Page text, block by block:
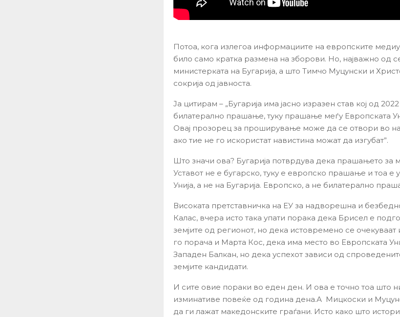
Потоа, кога излегоа информациите на европските
било само кратка размена на зборови. Но, најважно од
министерката на Бугарија, а што Тимчо Муцунски и
сокрија од јавноста.
Ја цитирам – „Бугарија има јасно изразен став кој од
билатерално прашање, туку прашање меѓу Европската
Овај прозорец за проширување може да се отвори во
ако тие не го искористат навистина можат да изгубат”.
Што значи ова? Бугарија потврдува дека прашањето за
Уставот не е бугарско, туку е европско прашање и тоа е
Унија, а не на Бугарија. Европско, а не билатерално
Високата претставничка на ЕУ за надворешна и
Калас, вчера исто така упати порака дека Брисел е
земјите од регионот, но дека истовремено се
го порача и Марта Кос, дека има место во Европската
Западен Балкан, но дека успехот зависи од
земјите кандидати.
И сите овие пораки во еден ден. И ова е точно тоа што
изминативе повеќе од година дена.А Мицкоски и
да ги лажат македонските граѓани. Исто како што